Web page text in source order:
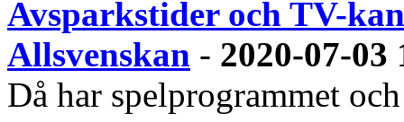
Avsparkstider och TV-
Allsvenskan - 2020-07-03
Då har spelprogrammet